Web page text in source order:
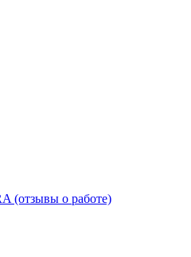
(отзывы о работе)